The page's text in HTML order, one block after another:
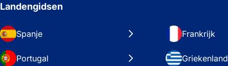
Landengidsen
Spanje Frankrijk
Portugal Griekenland